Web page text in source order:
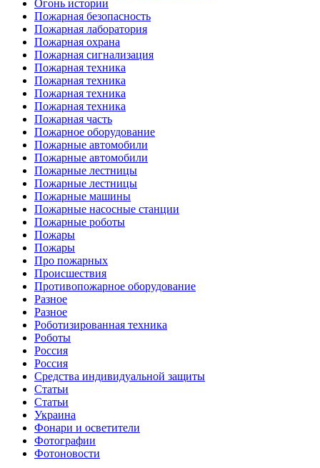
Огонь истории
Пожарная безопасность
Пожарная лаборатория
Пожарная охрана
Пожарная сигнализация
Пожарная техника
Пожарная техника
Пожарная техника
Пожарная техника
Пожарная часть
Пожарное оборудование
Пожарные автомобили
Пожарные автомобили
Пожарные лестницы
Пожарные лестницы
Пожарные машины
Пожарные насосные станции
Пожарные роботы
Пожары
Пожары
Про пожарных
Происшествия
Противопожарное оборудование
Разное
Разное
Роботизированная техника
Роботы
Россия
Россия
Средства индивидуальной защиты
Статьи
Статьи
Украина
Фонари и осветители
Фотографии
Фотоновости